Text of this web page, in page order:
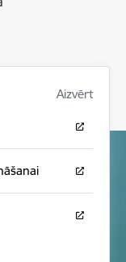
Aizvērt